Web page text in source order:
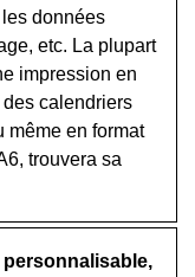
données
etc. La plupart
impression en
calendriers
même en format
trouvera sa